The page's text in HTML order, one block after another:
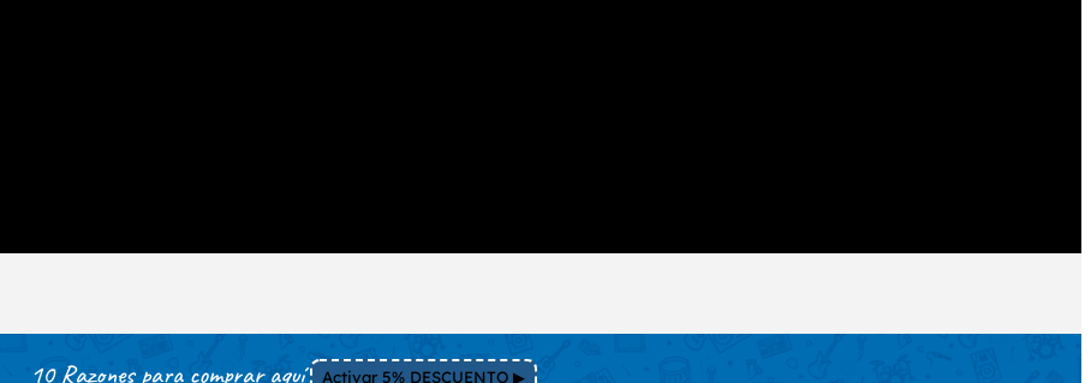
10 Razones para comprar aquí Activar 5% DESCUENTO ▶︎